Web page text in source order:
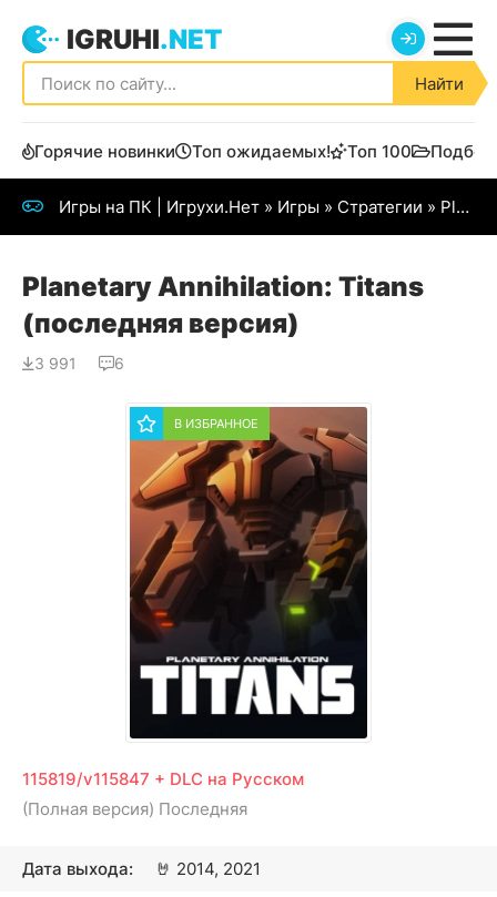
IGRUHI.NET
Найти
Горячие новинки Топ ожидаемых! Топ 100
Игры на ПК | Игрухи.Нет » Игры » Стратегии » Planetary Annihilation: Titans
Planetary Annihilation: Titans
(последняя версия)
3 991 6
В ИЗБРАННОЕ
115819/v115847 + DLC на Русском
(Полная версия) Последняя
🤘
Дата выхода: 2014, 2021